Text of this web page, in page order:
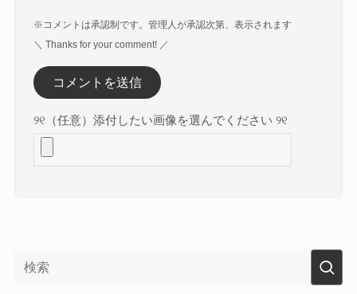
※コメントは承認制です。管理人が承認次第、表示されます
＼ Thanks for your comment! ／
୨୧（任意）添付したい画像を選んでください ୨୧